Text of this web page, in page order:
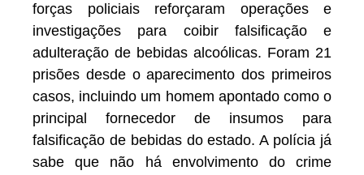
forças policiais reforçaram operações e
investigações para coibir falsificação e
adulteração de bebidas alcoólicas. Foram 21
prisões desde o aparecimento dos primeiros
casos, incluindo um homem apontado como o
principal fornecedor de insumos para
falsificação de bebidas do estado. A polícia já
sabe que não há envolvimento do crime